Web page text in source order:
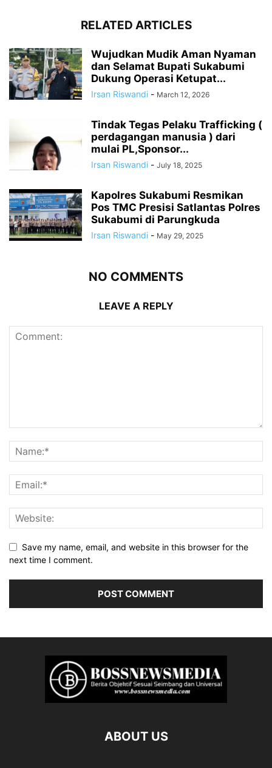
RELATED ARTICLES
Wujudkan Mudik Aman Nyaman
dan Selamat Bupati Sukabumi
Dukung Operasi Ketupat...
Irsan Riswandi - March 12, 2026
Tindak Tegas Pelaku Trafficking (
perdagangan manusia ) dari
mulai PL,Sponsor...
Irsan Riswandi - July 18, 2025
Kapolres Sukabumi Resmikan
Pos TMC Presisi Satlantas Polres
Sukabumi di Parungkuda
Irsan Riswandi - May 29, 2025
NO COMMENTS
LEAVE A REPLY
Save my name, email, and website in this browser for the
next time I comment.
ABOUT US